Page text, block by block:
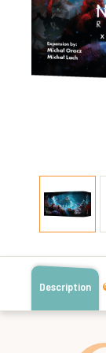
Description